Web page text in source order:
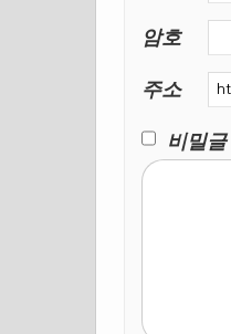
암호
주소
비밀글